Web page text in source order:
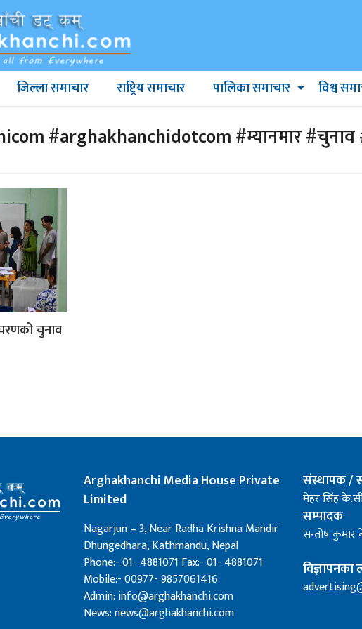
जिल्ला समाचार राष्ट्रिय समाचार पालिका समाचार विश्व
#arghakhanchidotcom #म्यानमार #चुनाव
चुनाव
Arghakhanchi Media House Private
Limited
Nagarjun – 3, Near Radha Krishna Mandir
Dhungedhara, Kathmandu, Nepal
Phone:- 01- 4881071 Fax:- 01- 4881071
Mobile:- 00977- 9857061416
Admin: info@arghakhanchi.com
News: news@arghakhanchi.com
संस्थापक /
मेहर सिंह
सम्पादक
सन्तोष कुमार
विज्ञापनका